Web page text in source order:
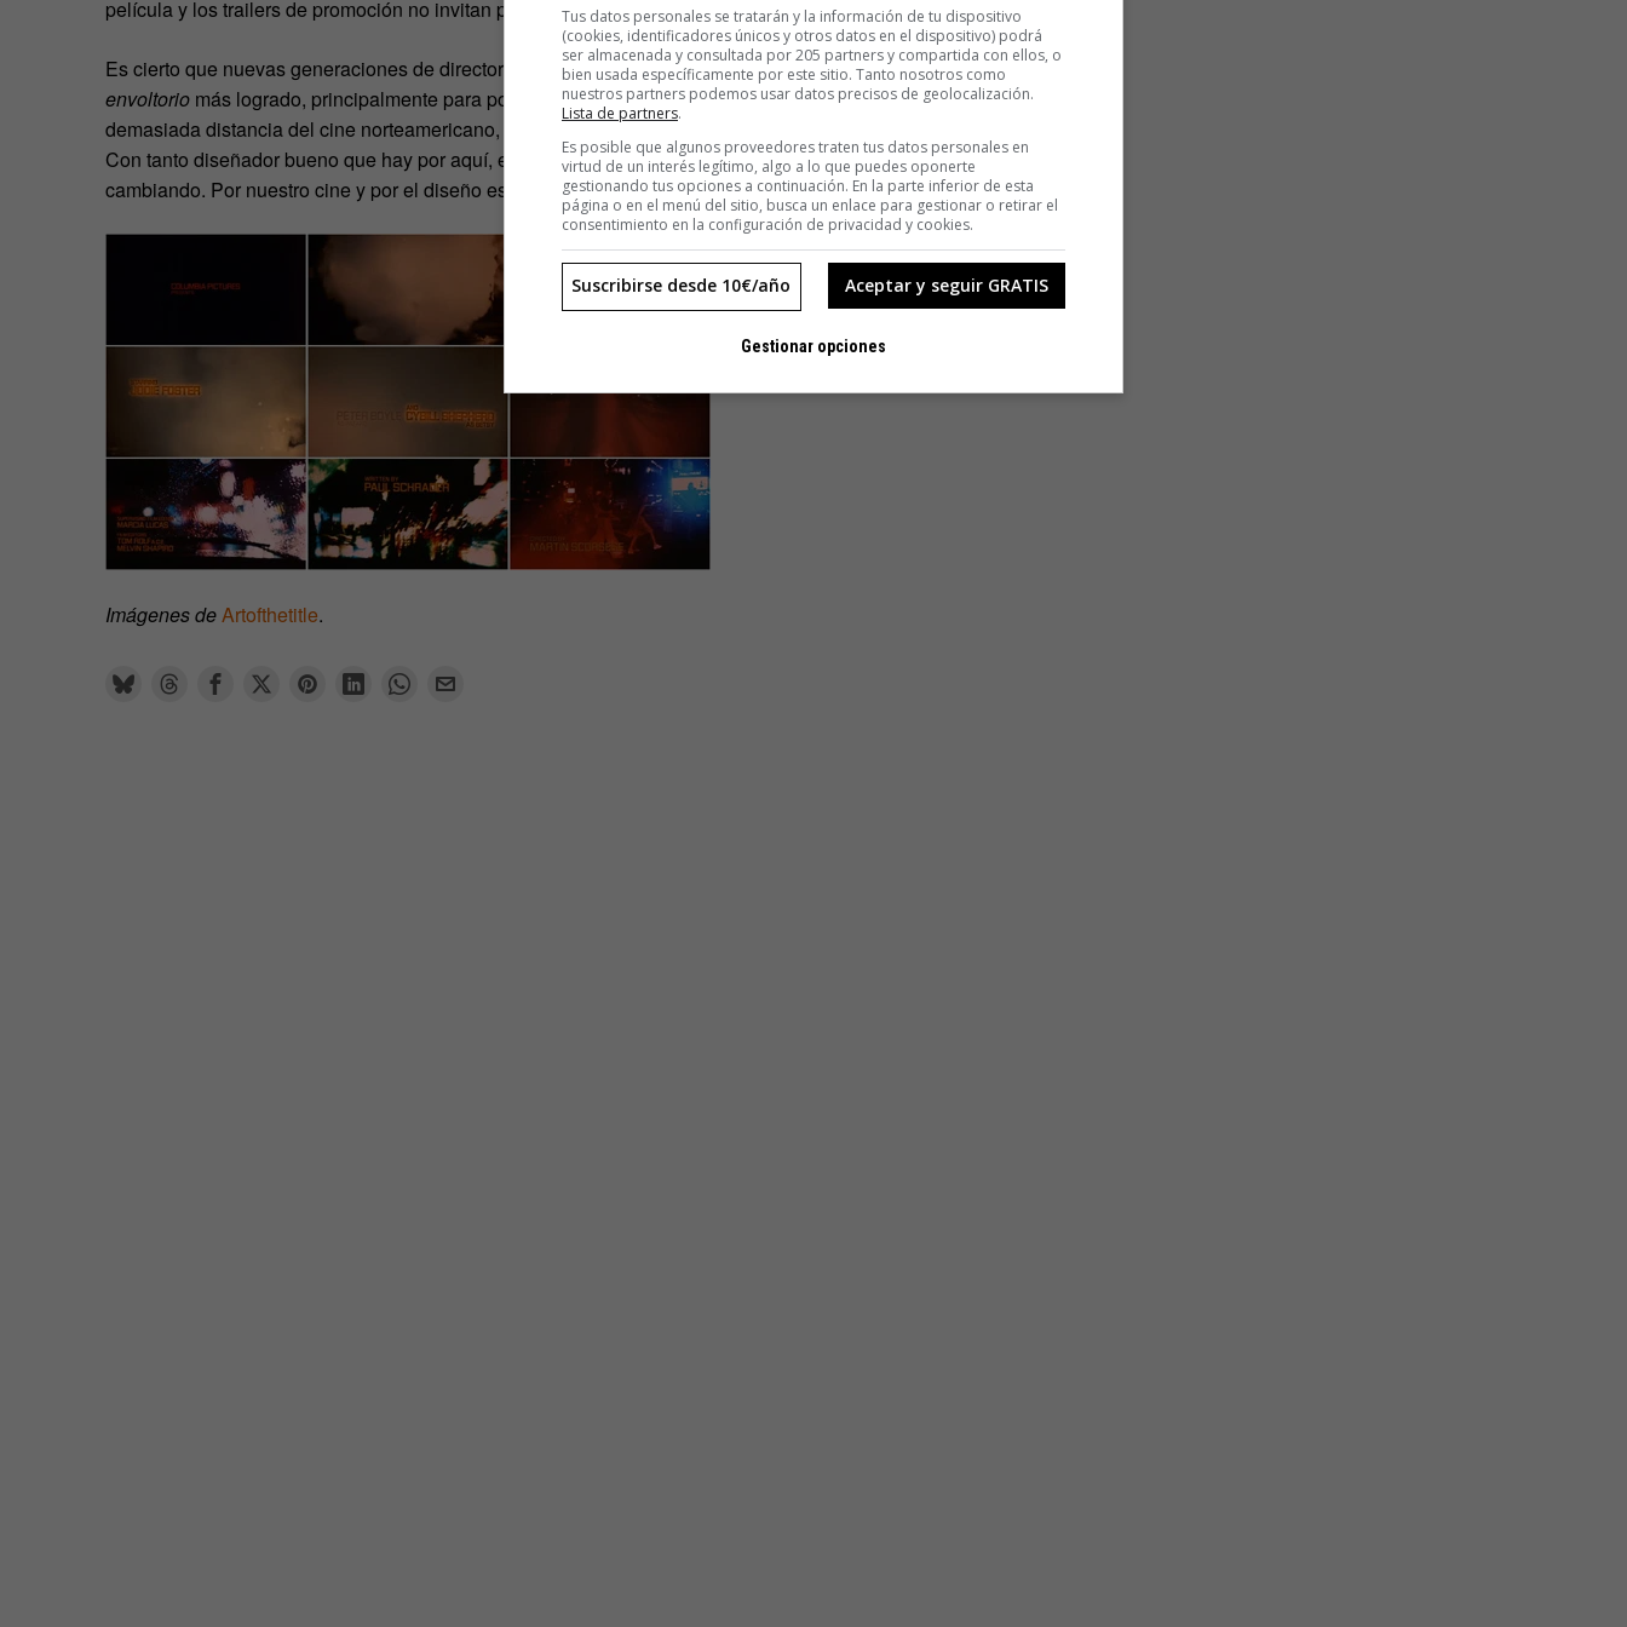
película y los trailers de promoción no invitan precisamente a pagar por ver esa película.
Es cierto que nuevas generaciones de directores y de profesionales del cine quieren dotar a sus obras de un
envoltorio más logrado, principalmente para poder vender su película en el extranjero. Pero aún estamos a
demasiada distancia del cine norteamericano, en primer lugar, y de nuestros vecinos europeos, en segundo.
Con tanto diseñador bueno que hay por aquí, espero que sea cuestión de tiempo que esta situación vaya
cambiando. Por nuestro cine y por el diseño español.
Imágenes de Artofthetitle.
Tus datos personales se tratarán y la información de tu dispositivo
(cookies, identificadores únicos y otros datos en el dispositivo) podrá
ser almacenada y consultada por 205 partners y compartida con ellos, o
bien usada específicamente por este sitio. Tanto nosotros como
nuestros partners podemos usar datos precisos de geolocalización.
Lista de partners.
Es posible que algunos proveedores traten tus datos personales en
virtud de un interés legítimo, algo a lo que puedes oponerte
gestionando tus opciones a continuación. En la parte inferior de esta
página o en el menú del sitio, busca un enlace para gestionar o retirar el
consentimiento en la configuración de privacidad y cookies.
Aceptar y seguir GRATIS
Suscribirse desde 10€/año
Gestionar opciones